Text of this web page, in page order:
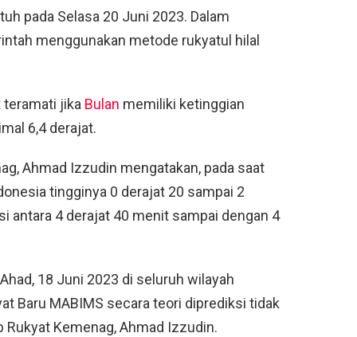
pada Selasa 20 Juni 2023. Dalam
menggunakan metode rukyatul hilal
teramati jika Bulan memiliki ketinggian
6,4 derajat.
Ahmad Izzudin mengatakan, pada saat
tingginya 0 derajat 20 sampai 2
antara 4 derajat 40 menit sampai dengan 4
18 Juni 2023 di seluruh wilayah
Baru MABIMS secara teori diprediksi tidak
Rukyat Kemenag, Ahmad Izzudin.